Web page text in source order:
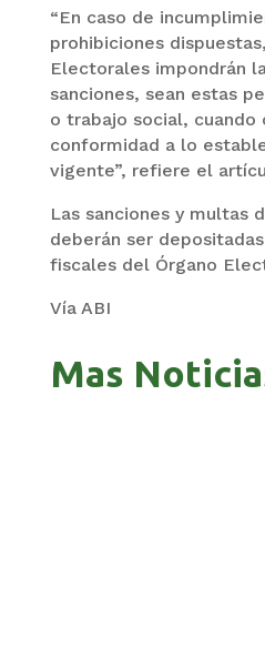
“En caso de
prohibiciones
Electorales impondrán
sanciones, sean estas
o trabajo social, cuando
conformidad a lo
vigente”, refiere el
Las sanciones y multas
deberán ser
fiscales del Órgano
Vía ABI
Mas